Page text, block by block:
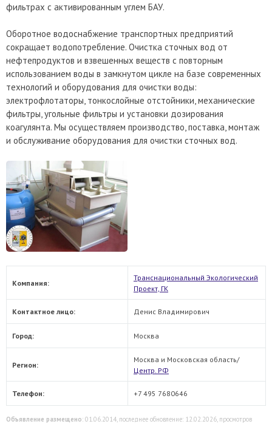
фильтрах с активированным углем БАУ.
Оборотное водоснабжение транспортных предприятий
сокращает водопотребление. Очистка сточных вод от
нефтепродуктов и взвешенных веществ с повторным
использованием воды в замкнутом цикле на базе современных
технологий и оборудования для очистки воды:
электрофлотаторы, тонкослойные отстойники, механические
фильтры, угольные фильтры и установки дозирования
коагулянта. Мы осуществляем производство, поставка, монтаж
и обслуживание оборудования для очистки сточных вод.
Компания:
Транснациональный Экологический
Проект, ГК
Контактное лицо: Денис Владимирович
Город: Москва
Регион:
Москва и Московская область/
Центр. РФ
Телефон: +7 495 7680646
Объявление размещено: 01.06.2014, последнее обновление: 12.02.2026, просмотров